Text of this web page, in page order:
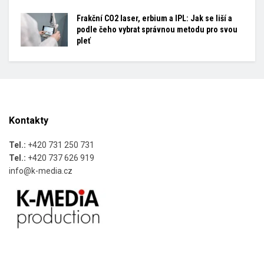
Frakční CO2 laser, erbium a IPL: Jak se liší a
podle čeho vybrat správnou metodu pro svou
pleť
Kontakty
Tel.: +420 731 250 731
Tel.: +420 737 626 919
info@k-media.cz